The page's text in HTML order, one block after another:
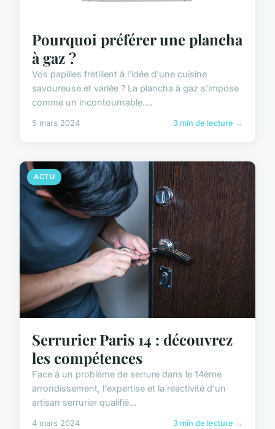
Pourquoi préférer une plancha
à gaz ?
Vos papilles frétillent à l'idée d'une cuisine
savoureuse et variée ? La plancha à gaz s'impose
comme un incontournable....
5 mars 2024 3 min de lecture →
ACTU
Serrurier Paris 14 : découvrez
les compétences
Face à un problème de serrure dans le 14ème
arrondissement, l'expertise et la réactivité d'un
artisan serrurier qualifié...
4 mars 2024 3 min de lecture →